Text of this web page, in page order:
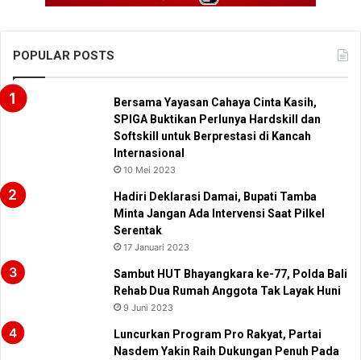
POPULAR POSTS
Bersama Yayasan Cahaya Cinta Kasih,
SPIGA Buktikan Perlunya Hardskill dan
Softskill untuk Berprestasi di Kancah
Internasional
10 Mei 2023
Hadiri Deklarasi Damai, Bupati Tamba
Minta Jangan Ada Intervensi Saat Pilkel
Serentak
17 Januari 2023
Sambut HUT Bhayangkara ke-77, Polda Bali
Rehab Dua Rumah Anggota Tak Layak Huni
9 Juni 2023
Luncurkan Program Pro Rakyat, Partai
Nasdem Yakin Raih Dukungan Penuh Pada